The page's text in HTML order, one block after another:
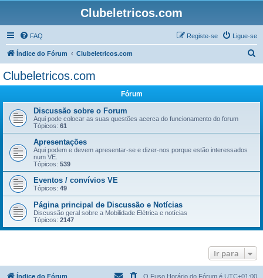
Clubeletricos.com
FAQ Ligue-se
Registe-se
Índice do Fórum Clubeletricos.com
Clubeletricos.com
Fórum
Discussão sobre o Forum
Aqui pode colocar as suas questões acerca do funcionamento do forum
Tópicos: 61
Apresentações
Aqui podem e devem apresentar-se e dizer-nos porque estão interessados
num VE.
Tópicos: 539
Eventos / convívios VE
Tópicos: 49
Página principal de Discussão e Notícias
Discussão geral sobre a Mobilidade Elétrica e notícias
Tópicos: 2147
Ir para
Índice do Fórum O Fuso Horário do Fórum é UTC+01:00